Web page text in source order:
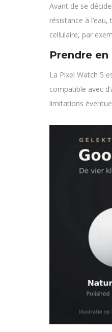
Avant de se
résistance à
cellulaire, par
Prendre
La Pixel Watch 5
compatible avec
limitations